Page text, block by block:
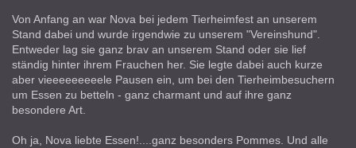
Von Anfang an war Nova bei jedem Tierheimfest an unserem
Stand dabei und wurde irgendwie zu unserem "Vereinshund".
Entweder lag sie ganz brav an unserem Stand oder sie lief
ständig hinter ihrem Frauchen her. Sie legte dabei auch kurze
aber vieeeeeeeeele Pausen ein, um bei den Tierheimbesuchern
um Essen zu betteln - ganz charmant und auf ihre ganz
besondere Art.
Oh ja, Nova liebte Essen!....ganz besonders Pommes. Und alle